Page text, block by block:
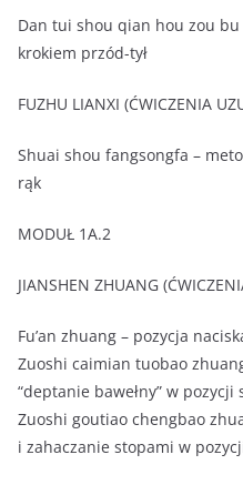
Dan tui shou qian hou zou
krokiem przód-tył
FUZHU LIANXI (ĆWICZENIA
Shuai shou fangsongfa –
rąk
MODUŁ 1A.2
JIANSHEN ZHUANG
Fu’an zhuang – pozycja
Zuoshi caimian tuobao
“deptanie bawełny” w pozycji
Zuoshi goutiao chengbao
i zahaczanie stopami w